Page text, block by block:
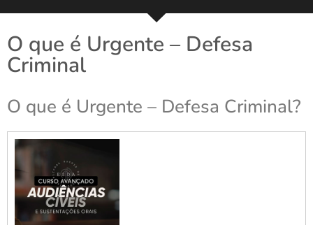
O que é Urgente – Defesa
Criminal
O que é Urgente – Defesa Criminal?